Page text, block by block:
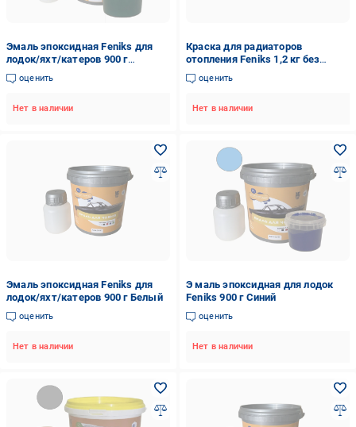
Эмаль эпоксидная Feniks для
лодок/яхт/катеров 900 г
Зеленый (FL-0001-5)
оценить
Нет в наличии
Краска для радиаторов
отопления Feniks 1,2 кг без
запаха Белый глянцевый (FR-
001-1)
оценить
Нет в наличии
Эмаль эпоксидная Feniks для
лодок/яхт/катеров 900 г Белый
оценить
Нет в наличии
Э маль эпоксидная для лодок
Feniks 900 г Синий
оценить
Нет в наличии